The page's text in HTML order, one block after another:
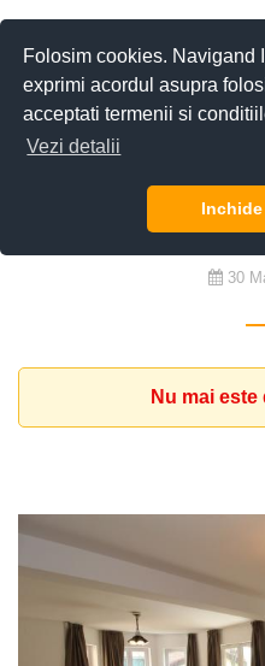
Folosim cookies. Navigand
exprimi acordul asupra
acceptati termenii si
Vezi detalii
Inchide
De
Familie din
min 2
30
Nu mai